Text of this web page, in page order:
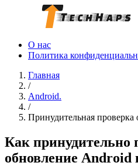
О нас
Политика
Главная
/
Android.
/
Принудительная
Как принудительно
обновление Android